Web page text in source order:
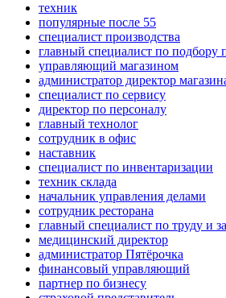
техник
популярные после 55
специалист производства
главный специалист по подбору
управляющий магазином
администратор директор
специалист по сервису
директор по персоналу
главный технолог
сотрудник в офис
наставник
специалист по инвентаризации
техник склада
начальник управления делами
сотрудник ресторана
главный специалист по труду и
медицинский директор
администратор Пятёрочка
финансовый управляющий
партнер по бизнесу